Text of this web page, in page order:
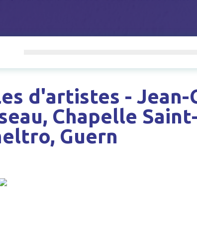
d'artistes - Jean-
Chapelle
Guern